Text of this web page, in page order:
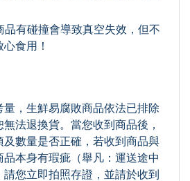
品有碰撞會導致真空失效，但不
食用！
，生鮮易腐敗商品依法已排除
法退換貨。當您收到商品後，
及數量是否正確，若收到商品與
本身有瑕疵（舉凡：運送途中
您立即拍照存證，並請於收到